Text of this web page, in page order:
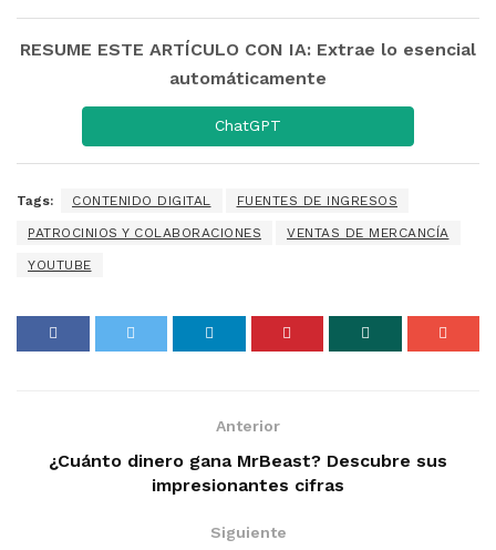
RESUME ESTE ARTÍCULO CON IA: Extrae lo esencial
automáticamente
ChatGPT
Tags: CONTENIDO DIGITAL FUENTES DE INGRESOS
PATROCINIOS Y COLABORACIONES VENTAS DE MERCANCÍA
YOUTUBE
Anterior
¿Cuánto dinero gana MrBeast? Descubre sus
impresionantes cifras
Siguiente